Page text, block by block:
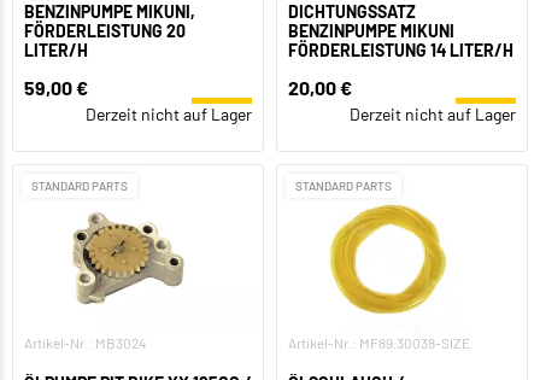
BENZINPUMPE MIKUNI,
FÖRDERLEISTUNG 20
LITER/H
59,00 €
Derzeit nicht auf Lager
DICHTUNGSSATZ
BENZINPUMPE MIKUNI
FÖRDERLEISTUNG 14 LITER/H
20,00 €
Derzeit nicht auf Lager
STANDARD PARTS
Artikel-Nr.: MB3024
STANDARD PARTS
Artikel-Nr.: MF89.30038-SIZE